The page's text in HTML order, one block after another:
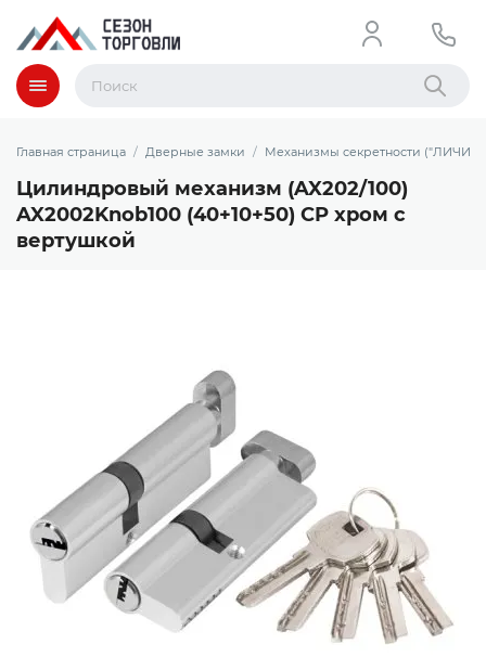
Меню Найти
Главная страница Дверные замки Механизмы секретности
Цилиндровый механизм (AX202/100)
AX2002Knob100 (40+10+50) CP хром с
вертушкой